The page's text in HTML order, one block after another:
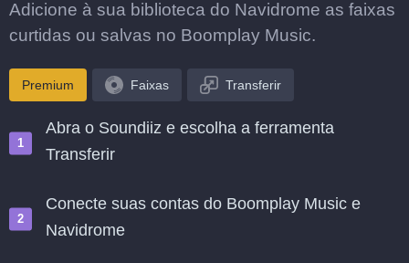
Adicione à sua biblioteca do Navidrome as faixas
curtidas ou salvas no Boomplay Music.
Premium Faixas Transferir
Abra o Soundiiz e escolha a ferramenta
Transferir
Conecte suas contas do Boomplay Music e
Navidrome